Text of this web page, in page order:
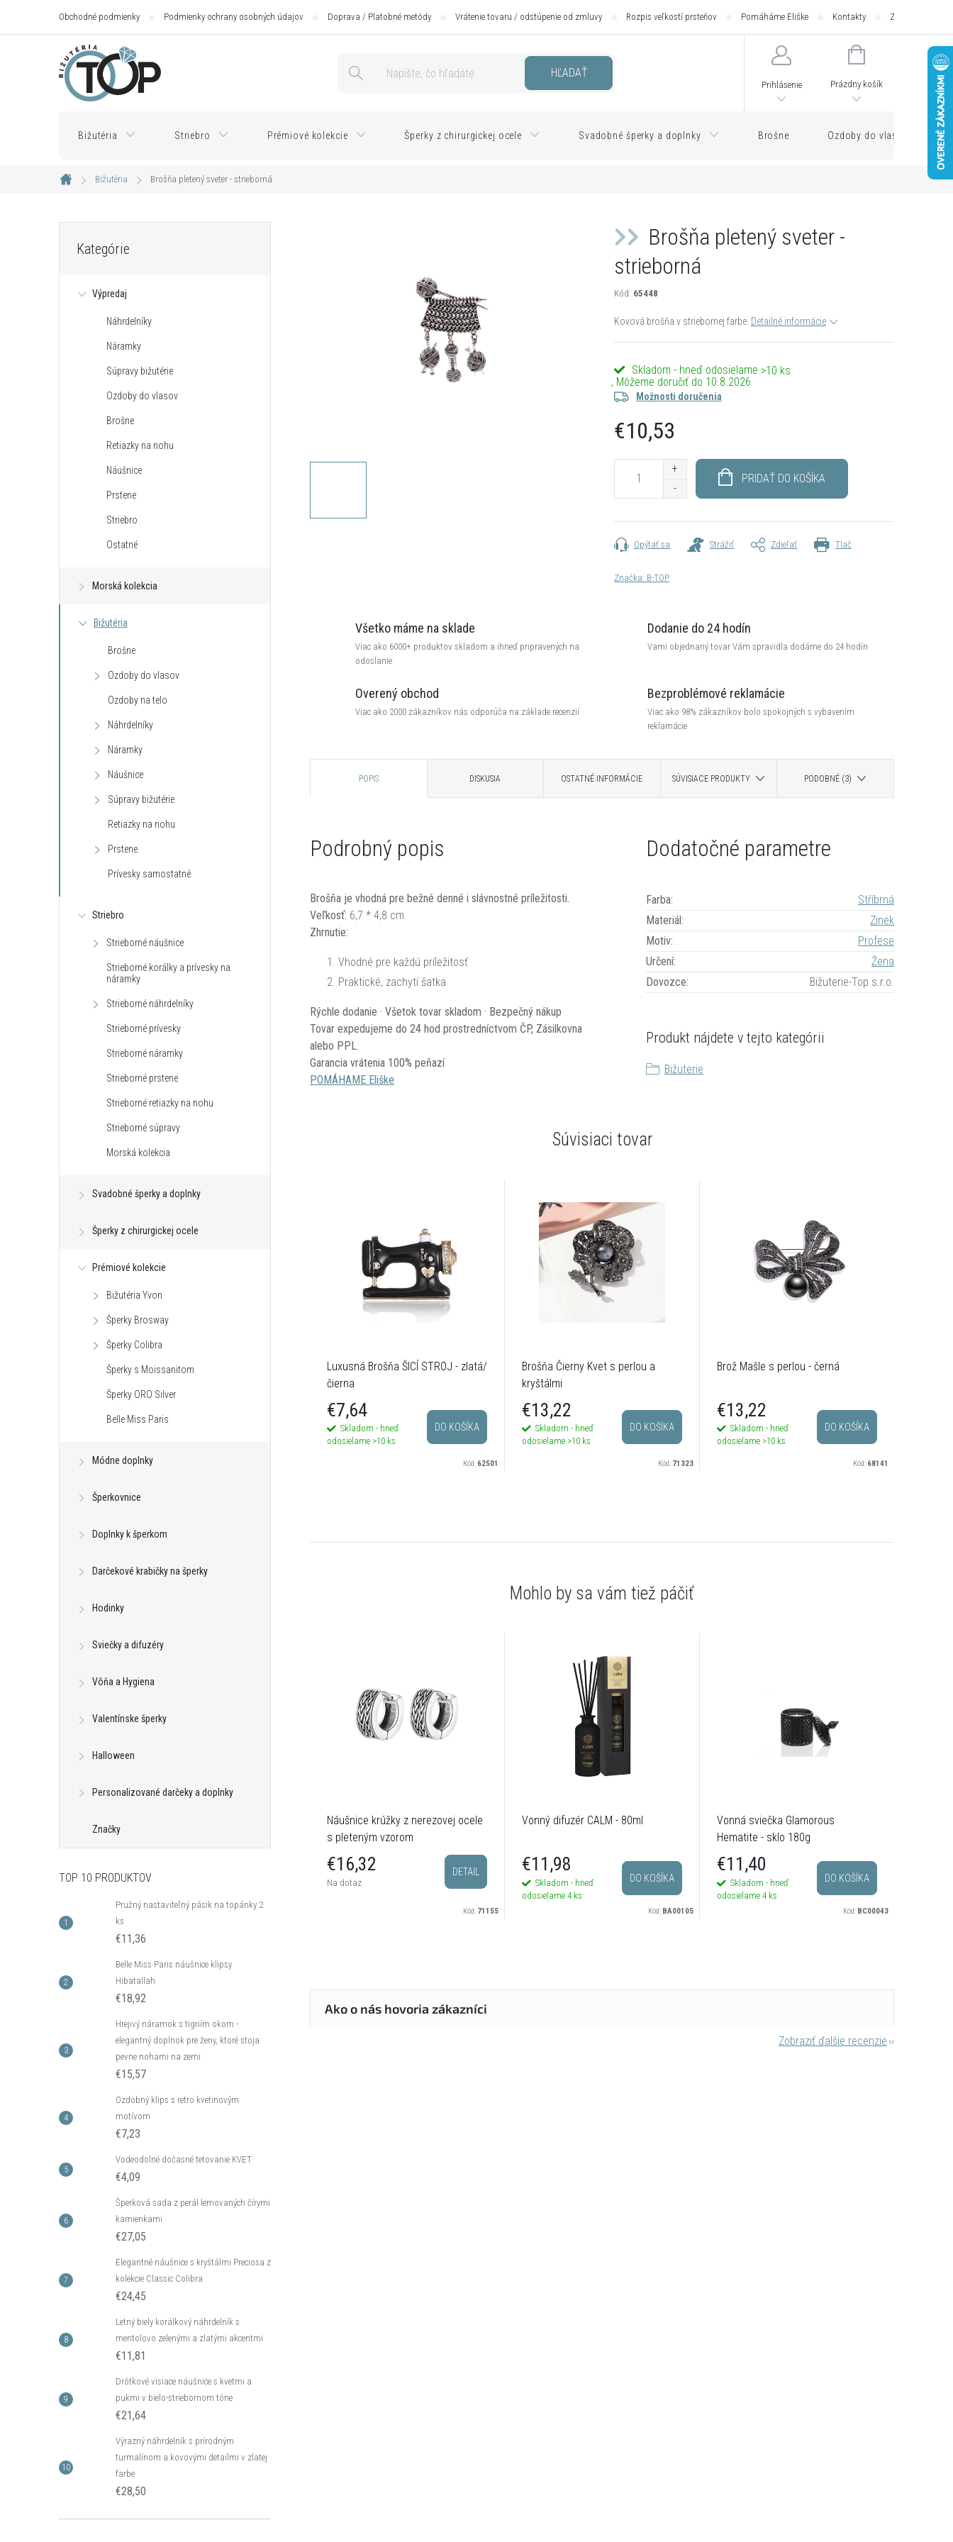
Obchodné podmienky Podmienky ochrany osobných údajov Doprava / Platobné metódy Vrátenie tovaru / odstúpenie od zmluvy Rozpis veľkostí prsteňov Pomáháme Eliške Kontakty Zásilkovna -
HĽADAŤ
Prihlásenie
NÁKUPNÝ
Prázdny košík
Bižutéria Striebro Prémiové kolekcie Šperky z chirurgickej ocele Svadobné šperky a doplnky Brošne Ozdoby do vlasov
Domov
Bižutéria Brošňa pletený sveter - strieborná
kategórie
Kategórie
Výpredaj
Náhrdelníky
Náramky
Súpravy bižutérie
Ozdoby do vlasov
Brošne
Retiazky na nohu
Náušnice
Prstene
Striebro
Ostatné
Morská kolekcia
Bižutéria
Brošne
Ozdoby do vlasov
Ozdoby na telo
Náhrdelníky
Náramky
Náušnice
Súpravy bižutérie
Retiazky na nohu
Prstene
Prívesky samostatné
Striebro
Strieborné náušnice
Strieborné korálky a prívesky na
náramky
Strieborné náhrdelníky
Strieborné prívesky
Strieborné náramky
Strieborné prstene
Strieborné retiazky na nohu
Strieborné súpravy
Morská kolekcia
Svadobné šperky a doplnky
Šperky z chirurgickej ocele
Prémiové kolekcie
Bižutéria Yvon
Šperky Brosway
Šperky Colibra
Šperky s Moissanitom
Šperky ORO Silver
Belle Miss Paris
Módne doplnky
Šperkovnice
Doplnky k šperkom
Darčekové krabičky na šperky
Hodinky
Sviečky a difuzéry
Vôňa a Hygiena
Valentínske šperky
Halloween
Personalizované darčeky a doplnky
Značky
TOP 10 PRODUKTOV
Pružný nastaviteľný pásik na topánky 2
ks
€11,36
Belle Miss Paris náušnice klipsy
Hibatallah
€18,92
Hrejivý náramok s tigriím okom -
elegantný doplnok pre ženy, ktoré stoja
pevne nohami na zemi
€15,57
Ozdobný klips s retro kvetinovým
motívom
€7,23
Vodeodolné dočasné tetovanie KVET
€4,09
Šperková sada z perál lemovaných čírymi
kamienkami
€27,05
Elegantné náušnice s kryštálmi Preciosa z
kolekcie Classic Colibra
€24,45
Letný biely korálkový náhrdelník s
mentolovo zelenými a zlatými akcentmi
€11,81
Drôtkové visiace náušnice s kvetmi a
pukmi v bielo-striebornom tóne
€21,64
Výrazný náhrdelník s prírodným
turmalínom a kovovými detailmi v zlatej
farbe
€28,50
Brošňa pletený sveter -
strieborná
Kód: 65448
Kovová brošňa v striebornej farbe. Detailné informácie
Skladom - hneď odosielame >10 ks
10.8.2026
Možnosti doručenia
€10,53
PRIDAŤ DO KOŠÍKA
Tlač
Opýtať sa Strážiť Zdieľať
Značka: B-TOP
Všetko máme na sklade
Viac ako 6000+ produktov skladom a ihneď pripravených na
odoslanie
Dodanie do 24 hodín
Vami objednaný tovar Vám spravidla dodáme do 24 hodín
Overený obchod
Viac ako 2000 zákazníkov nás odporúča na základe recenzií
Bezproblémové reklamácie
Viac ako 98% zákazníkov bolo spokojných s vybavením
reklamácie
POPIS DISKUSIA OSTATNÉ INFORMÁCIE SÚVISIACE PRODUKTY PODOBNÉ (3)
Podrobný popis
Brošňa je vhodná pre bežné denné i slávnostné príležitosti.
Veľkosť: 6,7 * 4,8 cm
Zhrnutie:
Vhodné pre každú príležitosť
Praktické, zachytí šatka
Rýchle dodanie · Všetok tovar skladom · Bezpečný nákup
Tovar expedujeme do 24 hod prostredníctvom ČP, Zásilkovna
alebo PPL.
Garancia vrátenia 100% peňazí
POMÁHAME Eliške
Dodatočné parametre
Farba:
Stříbrná
Materiál:
Zinek
Motiv:
Profese
Určení:
Žena
Dovozce: Bižuterie-Top s.r.o.
Produkt nájdete v tejto kategórii
Bižuterie
Súvisiaci tovar
Luxusná Brošňa ŠICÍ STROJ - zlatá/
čierna
€7,64
Skladom - hneď
odosielame >10 ks
DO KOŠÍKA
Kód: 62501
Brošňa Čierny Kvet s perlou a
kryštálmi
€13,22
Skladom - hneď
odosielame >10 ks
DO KOŠÍKA
Kód: 71323
Brož Mašle s perlou - černá
€13,22
Skladom - hneď
odosielame >10 ks
DO KOŠÍKA
Kód: 68141
Náušnice krúžky z nerezovej ocele
s pleteným vzorom
€16,32
Na dotaz
DETAIL
Kód: 71155
Vonný difuzér CALM - 80ml
€11,98
Skladom - hneď
odosielame 4 ks
DO KOŠÍKA
Kód: BA00105
Vonná sviečka Glamorous
Hematite - sklo 180g
€11,40
Skladom - hneď
odosielame 4 ks
DO KOŠÍKA
Kód: BC00043
Zobraziť ďalšie recenzie